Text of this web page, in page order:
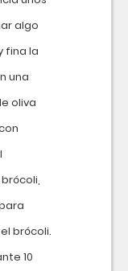
algo
fina la
una
oliva
brócoli.
10